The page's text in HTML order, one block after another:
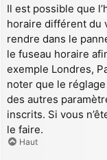
Il est possible que
horaire différent du
rendre dans le
le fuseau horaire
exemple Londres,
noter que le
des autres
inscrits. Si vous
le faire.
Haut